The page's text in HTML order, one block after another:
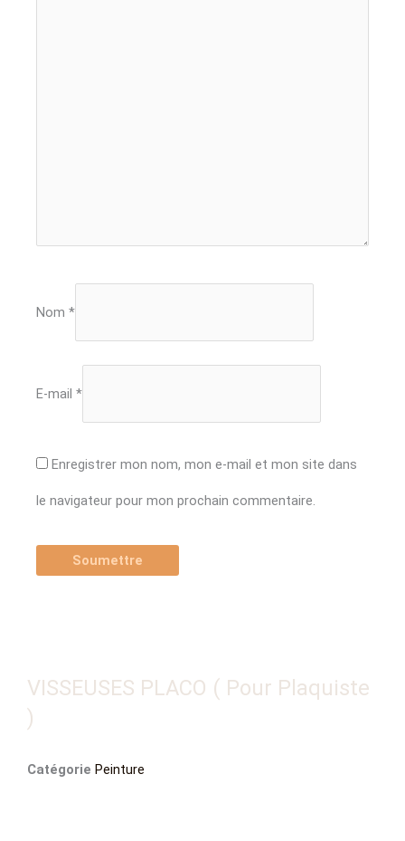
Nom *
E-mail *
Enregistrer mon nom, mon e-mail et mon site dans
le navigateur pour mon prochain commentaire.
VISSEUSES PLACO ( Pour Plaquiste
)
Catégorie Peinture